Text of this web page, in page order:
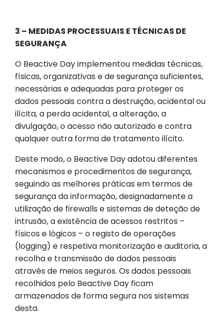
3 – MEDIDAS PROCESSUAIS E TÉCNICAS DE
SEGURANÇA
O Beactive Day implementou medidas técnicas,
físicas, organizativas e de segurança suficientes,
necessárias e adequadas para proteger os
dados pessoais contra a destruição, acidental ou
ilícita, a perda acidental, a alteração, a
divulgação, o acesso não autorizado e contra
qualquer outra forma de tratamento ilícito.
Deste modo, o Beactive Day adotou diferentes
mecanismos e procedimentos de segurança,
seguindo as melhores práticas em termos de
segurança da informação, designadamente a
utilização de firewalls e sistemas de deteção de
intrusão, a existência de acessos restritos –
físicos e lógicos – o registo de operações
(logging) e respetiva monitorização e auditoria, a
recolha e transmissão de dados pessoais
através de meios seguros. Os dados pessoais
recolhidos pelo Beactive Day ficam
armazenados de forma segura nos sistemas
desta.